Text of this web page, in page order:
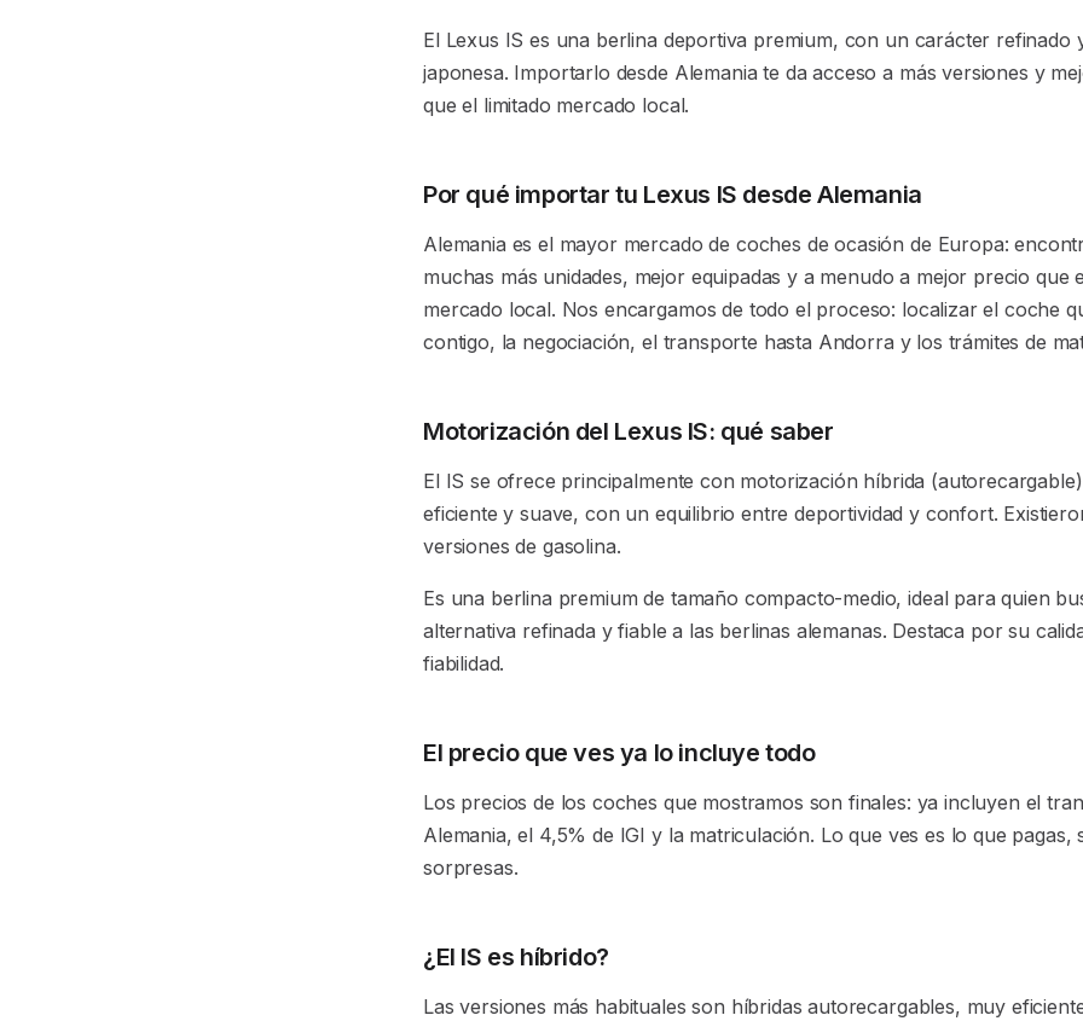
El Lexus IS es una berlina deportiva premium, con un carácter refinado
japonesa. Importarlo desde Alemania te da acceso a más versiones y
que el limitado mercado local.
Por qué importar tu Lexus IS desde Alemania
Alemania es el mayor mercado de coches de ocasión de Europa:
muchas más unidades, mejor equipadas y a menudo a mejor precio que
mercado local. Nos encargamos de todo el proceso: localizar el coche
contigo, la negociación, el transporte hasta Andorra y los trámites de
Motorización del Lexus IS: qué saber
El IS se ofrece principalmente con motorización híbrida
eficiente y suave, con un equilibrio entre deportividad y confort.
versiones de gasolina.
Es una berlina premium de tamaño compacto-medio, ideal para quien
alternativa refinada y fiable a las berlinas alemanas. Destaca por su
fiabilidad.
El precio que ves ya lo incluye todo
Los precios de los coches que mostramos son finales: ya incluyen el
Alemania, el 4,5% de IGI y la matriculación. Lo que ves es lo que pagas,
sorpresas.
¿El IS es híbrido?
Las versiones más habituales son híbridas autorecargables, muy